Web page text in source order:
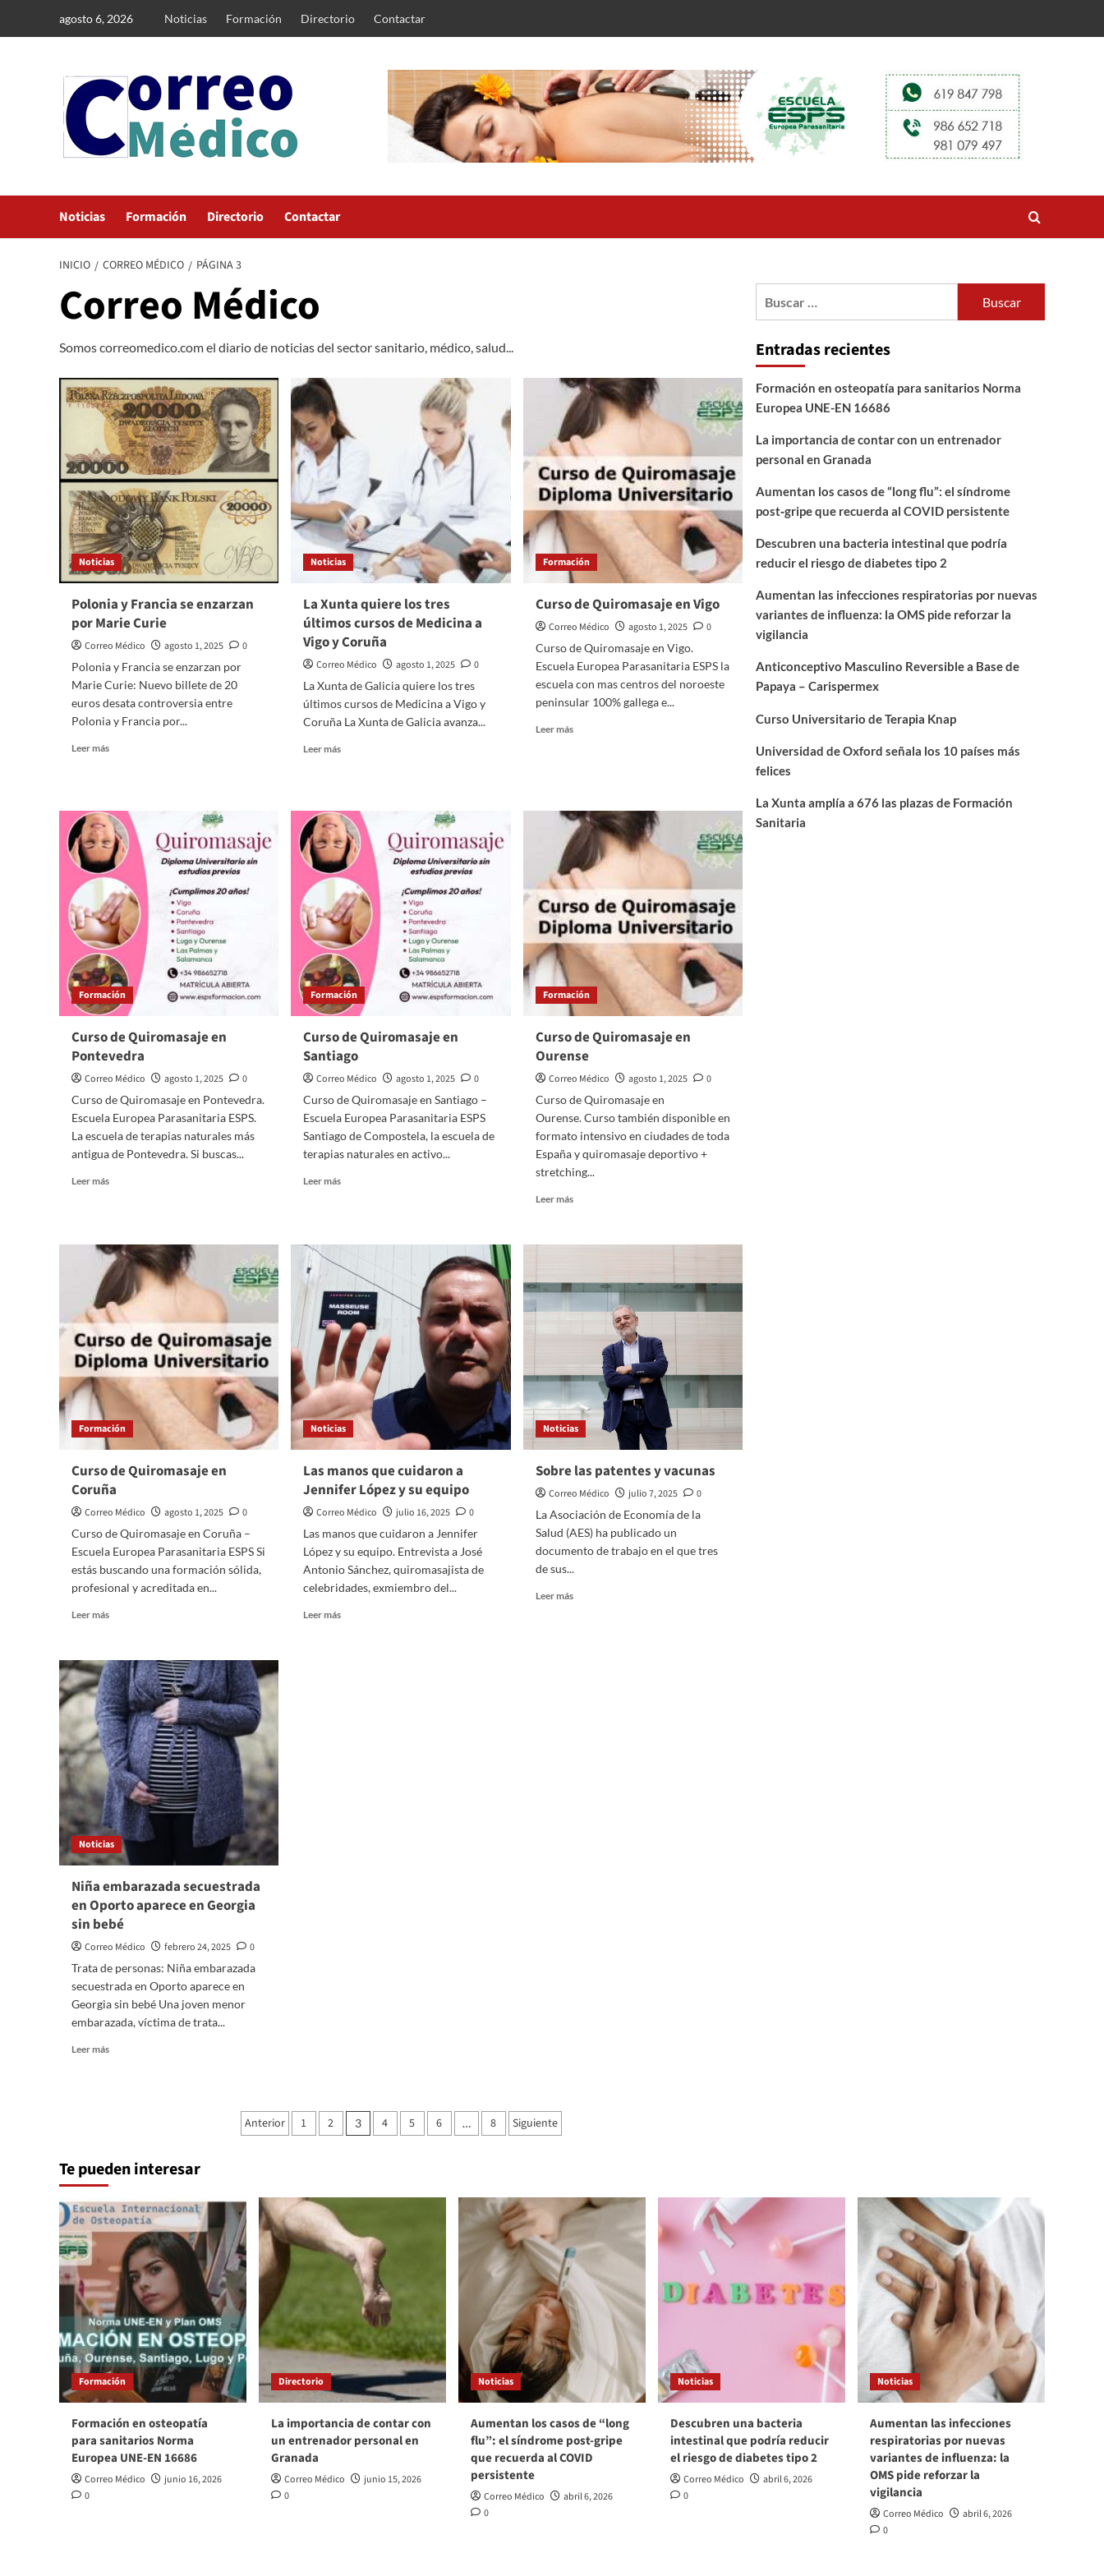
agosto 6, 2026 Noticias Formación Directorio Contactar
Noticias Formación Directorio Contactar
INICIO CORREO MÉDICO PÁGINA 3
Correo Médico
Somos correomedico.com el diario de noticias del sector sanitario, médico, salud...
Noticias
Polonia y Francia se enzarzan
por Marie Curie
Correo Médico agosto 1, 2025
0
Polonia y Francia se enzarzan por
Marie Curie: Nuevo billete de 20
euros desata controversia entre
Polonia y Francia por...
Leer másLeer
y
Francia
se
enzarzan
por
Marie
Curie
Noticias
La Xunta quiere los tres
últimos cursos de Medicina a
Vigo y Coruña
Correo Médico agosto 1, 2025
0
La Xunta de Galicia quiere los tres
últimos cursos de Medicina a Vigo y
Coruña La Xunta de Galicia avanza...
Leer másLeer
Xunta
quiere
los
tres
últimos
cursos
de
Medicina
a
Vigo
y
Coruña
Formación
Curso de Quiromasaje en Vigo
Correo Médico agosto 1, 2025
0
Curso de Quiromasaje en Vigo.
Escuela Europea Parasanitaria ESPS la
escuela con mas centros del noroeste
peninsular 100% gallega e...
Leer másLeer
en
Vigo
Formación
Curso de Quiromasaje en
Pontevedra
Correo Médico agosto 1, 2025
0
Curso de Quiromasaje en Pontevedra.
Escuela Europea Parasanitaria ESPS.
La escuela de terapias naturales más
antigua de Pontevedra. Si buscas...
Leer másLeer
Quiromasaje
en
Pontevedra
Formación
Curso de Quiromasaje en
Santiago
Correo Médico agosto 1, 2025
0
Curso de Quiromasaje en Santiago –
Escuela Europea Parasanitaria ESPS
Santiago de Compostela, la escuela de
terapias naturales en activo...
Leer másLeer
en
Santiago
Formación
Curso de Quiromasaje en
Ourense
Correo Médico agosto 1, 2025
0
Curso de Quiromasaje en
Ourense. Curso también disponible en
formato intensivo en ciudades de toda
España y quiromasaje deportivo +
stretching...
Leer másLeer
Curso
en
Formación
Curso de Quiromasaje en
Coruña
Correo Médico agosto 1, 2025
0
Curso de Quiromasaje en Coruña –
Escuela Europea Parasanitaria ESPS Si
estás buscando una formación sólida,
profesional y acreditada en...
Leer másLeer
Curso
de
Quiromasaje
en
Coruña
Noticias
Las manos que cuidaron a
Jennifer López y su equipo
Correo Médico julio 16, 2025
0
Las manos que cuidaron a Jennifer
López y su equipo. Entrevista a José
Antonio Sánchez, quiromasajista de
celebridades, exmiembro del...
Leer másLeer
Noticias
Sobre las patentes y vacunas
Correo Médico julio 7, 2025
0
La Asociación de Economía de la
Salud (AES) ha publicado un
documento de trabajo en el que tres
de sus...
Leer másLeer
Noticias
Niña embarazada secuestrada
en Oporto aparece en Georgia
sin bebé
Correo Médico febrero 24, 2025
0
Trata de personas: Niña embarazada
secuestrada en Oporto aparece en
Georgia sin bebé Una joven menor
embarazada, víctima de trata...
Leer másLeer
aparece
Georgia
sin
bebé
Paginación
Anterior 1 2 3 4 5 6 … 8 Siguiente
Entradas recientes
Formación en osteopatía para sanitarios Norma
Europea UNE-EN 16686
La importancia de contar con un entrenador
personal en Granada
Aumentan los casos de “long flu”: el síndrome
post‑gripe que recuerda al COVID persistente
Descubren una bacteria intestinal que podría
reducir el riesgo de diabetes tipo 2
Aumentan las infecciones respiratorias por nuevas
variantes de influenza: la OMS pide reforzar la
vigilancia
Anticonceptivo Masculino Reversible a Base de
Papaya – Carispermex
Curso Universitario de Terapia Knap
Universidad de Oxford señala los 10 países más
felices
La Xunta amplía a 676 las plazas de Formación
Sanitaria
Te pueden interesar
Formación
Formación en osteopatía
para sanitarios Norma
Europea UNE-EN 16686
Correo Médico
junio 16, 2026
0
Directorio
La importancia de contar con
un entrenador personal en
Granada
Correo Médico
junio 15, 2026
0
Noticias
Aumentan los casos de “long
flu”: el síndrome post‑gripe
que recuerda al COVID
persistente
Correo Médico
abril 6, 2026
0
Noticias
Descubren una bacteria
intestinal que podría reducir
el riesgo de diabetes tipo 2
Correo Médico
abril 6, 2026
0
Noticias
Aumentan las infecciones
respiratorias por nuevas
variantes de influenza: la
OMS pide reforzar la
vigilancia
Correo Médico
abril 6, 2026
0